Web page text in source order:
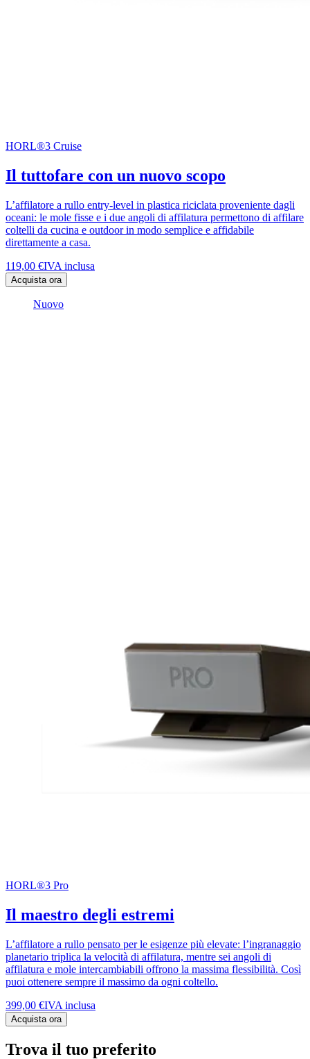
HORL®3 Cruise
Il tuttofare con un nuovo scopo
L’affilatore a rullo entry-level in plastica riciclata proveniente dagli
oceani: le mole fisse e i due angoli di affilatura permettono di affilare
coltelli da cucina e outdoor in modo semplice e affidabile
direttamente a casa.
119,00 €IVA inclusa
Acquista ora
Nuovo
HORL®3 Pro
Il maestro degli estremi
L’affilatore a rullo pensato per le esigenze più elevate: l’ingranaggio
planetario triplica la velocità di affilatura, mentre sei angoli di
affilatura e mole intercambiabili offrono la massima flessibilità. Così
puoi ottenere sempre il massimo da ogni coltello.
399,00 €IVA inclusa
Acquista ora
Trova il tuo preferito